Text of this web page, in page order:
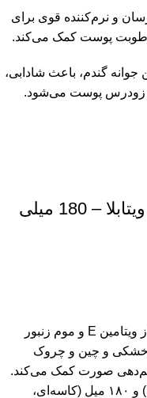
و نرم‌کننده قوی برای
پوست کمک می‌کند.
گندم، باعث شادابی،
زودرس پوست می‌شود.
کرم موم زنبور و جوانه گندم ویتابلا – 180 میلی
این کرم با ترکیب روغن جوانه گندم غنی از ویتامین E و موم زنبور
خشکی و چین و چروک
صورت کمک می‌کند.
در دو حجم ۶۰ میل (تیوپی، مناسب همراه) و ۱۸۰ میل (کاسه‌ای،